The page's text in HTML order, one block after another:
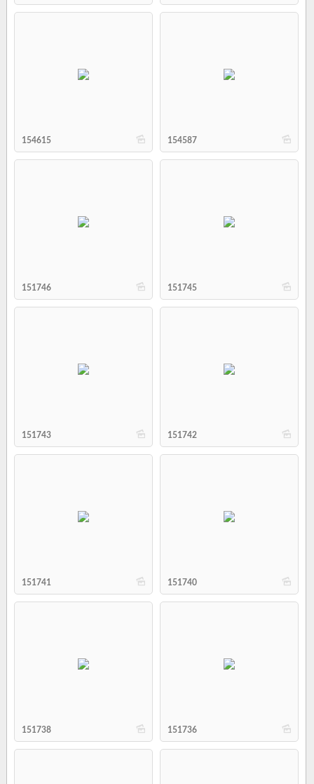
b
154615 b
154587
b
151746 b
151745
b
151743 b
151742
b
151741 b
151740
b
151738 b
151736